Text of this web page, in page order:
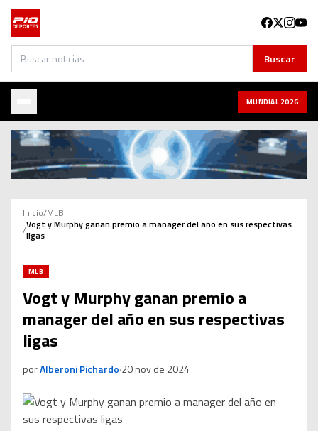
Buscar Buscar
MUNDIAL 2026
Inicio/MLB
/Vogt y Murphy ganan premio a manager del año en sus respectivas
ligas
MLB
Vogt y Murphy ganan premio a
manager del año en sus respectivas
ligas
porAlberoni Pichardo·20 nov de 2024